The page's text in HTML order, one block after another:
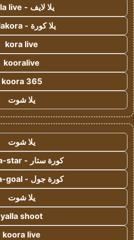
يلا لايف - yalla live
يلا كورة - yallakora
kora live
kooralive
koora 365
يلا شوت
يلا شوت
كورة ستار - koora-star
كورة جول - koora-goal
يلا شوت
yalla shoot
koora live